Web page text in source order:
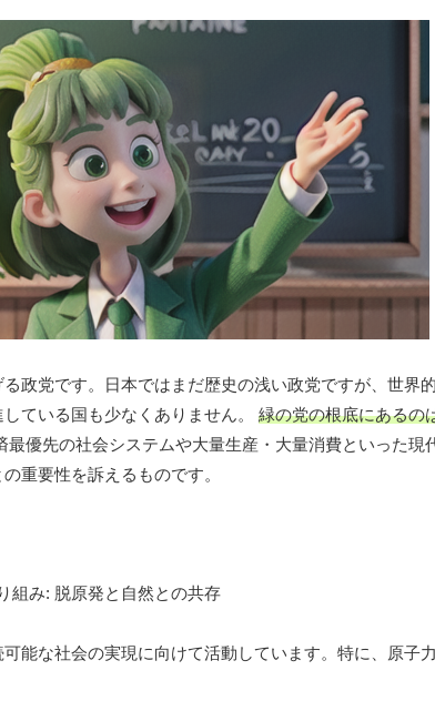
政党です。日本ではまだ歴史の浅い政党ですが、世界
ている国も少なくありません。 緑の党の根底にあるの
最優先の社会システムや大量生産・大量消費といった現
の重要性を訴えるものです。
能な社会の実現に向けて活動しています。特に、原子